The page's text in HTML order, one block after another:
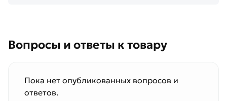
Вопросы и ответы к товару
Пока нет опубликованных вопросов и
ответов.